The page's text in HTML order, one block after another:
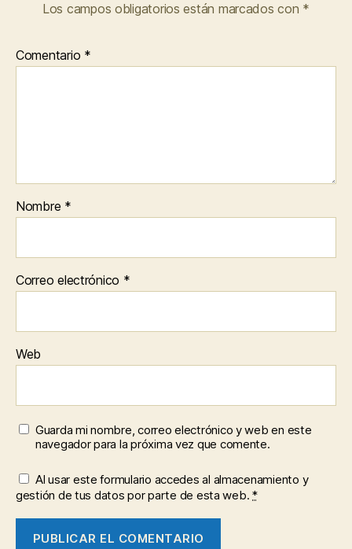
Los campos obligatorios están marcados con *
Comentario *
Nombre *
Correo electrónico *
Web
Guarda mi nombre, correo electrónico y web en este
navegador para la próxima vez que comente.
Al usar este formulario accedes al almacenamiento y
gestión de tus datos por parte de esta web.*